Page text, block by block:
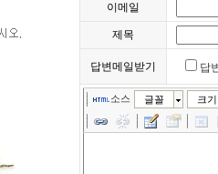
이메일
제목
답변메일받기 답
소스 글꼴 크기